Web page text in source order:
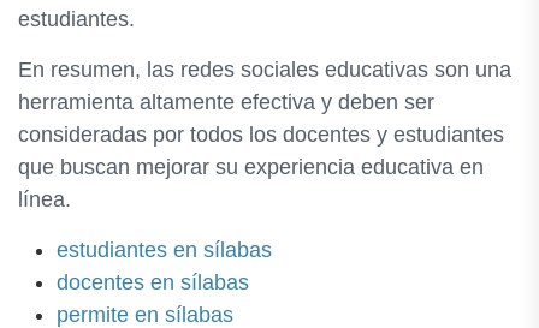
estudiantes.
En resumen, las redes sociales educativas son una
herramienta altamente efectiva y deben ser
consideradas por todos los docentes y estudiantes
que buscan mejorar su experiencia educativa en
línea.
estudiantes en sílabas
docentes en sílabas
permite en sílabas